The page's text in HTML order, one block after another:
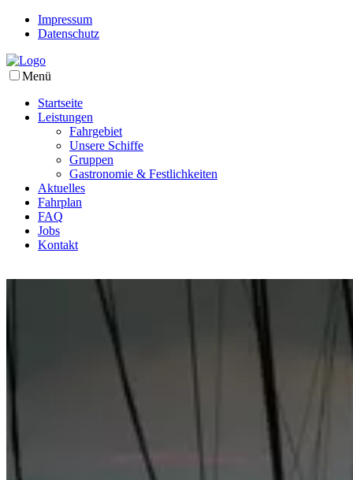
Impressum
Datenschutz
Menü
Startseite
Leistungen
Fahrgebiet
Unsere Schiffe
Gruppen
Gastronomie & Festlichkeiten
Aktuelles
Fahrplan
FAQ
Jobs
Kontakt